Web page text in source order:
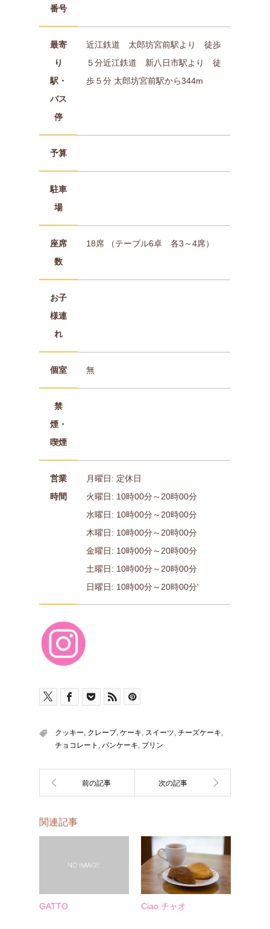
番号
最寄
り
駅・
バス
停
近江鉄道 太郎坊宮前駅より 徒歩
５分近江鉄道 新八日市駅より 徒
歩５分 太郎坊宮前駅から344m
予算
駐車
場
座席
数
18席 （テーブル6卓 各3～4席）
お子
様連
れ
個室 無
禁
煙・
喫煙
営業
時間
月曜日: 定休日
火曜日: 10時00分～20時00分
水曜日: 10時00分～20時00分
木曜日: 10時00分～20時00分
金曜日: 10時00分～20時00分
土曜日: 10時00分～20時00分
日曜日: 10時00分～20時00分'
クッキー, クレープ, ケーキ, スイーツ, チーズケーキ,
チョコレート , パンケーキ, プリン
関連記事
GATTO Ciao チャオ